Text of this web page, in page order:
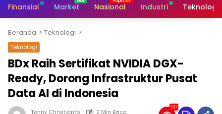
Finansial Market Nasional Industri Teknologi
Beranda Teknologi
Teknologi
BDx Raih Sertifikat NVIDIA DGX-
Ready, Dorong Infrastruktur Pusat
Data AI di Indonesia
Tonny Christianto
2 Min Baca
131